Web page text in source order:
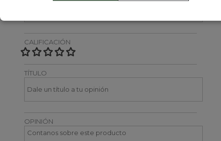
CALIFICACIÓN
TÍTULO
OPINIÓN